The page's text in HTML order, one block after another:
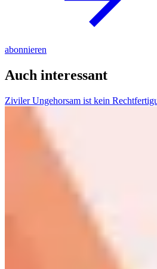
abonnieren
Auch interessant
Ziviler Ungehorsam ist kein